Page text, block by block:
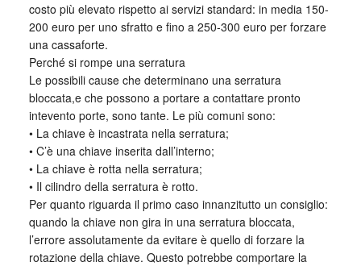
costo più elevato rispetto ai servizi standard: in media 150-
200 euro per uno sfratto e fino a 250-300 euro per forzare
una cassaforte.
Perché si rompe una serratura
Le possibili cause che determinano una serratura
bloccata,e che possono a portare a contattare pronto
intevento porte, sono tante. Le più comuni sono:
• La chiave è incastrata nella serratura;
• C’è una chiave inserita dall’interno;
• La chiave è rotta nella serratura;
• Il cilindro della serratura è rotto.
Per quanto riguarda il primo caso innanzitutto un consiglio:
quando la chiave non gira in una serratura bloccata,
l’errore assolutamente da evitare è quello di forzare la
rotazione della chiave. Questo potrebbe comportare la